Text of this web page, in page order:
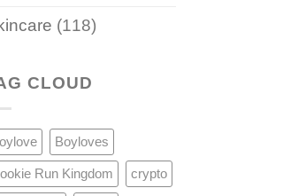
(118)
CLOUD
Boyloves
Run Kingdom crypto